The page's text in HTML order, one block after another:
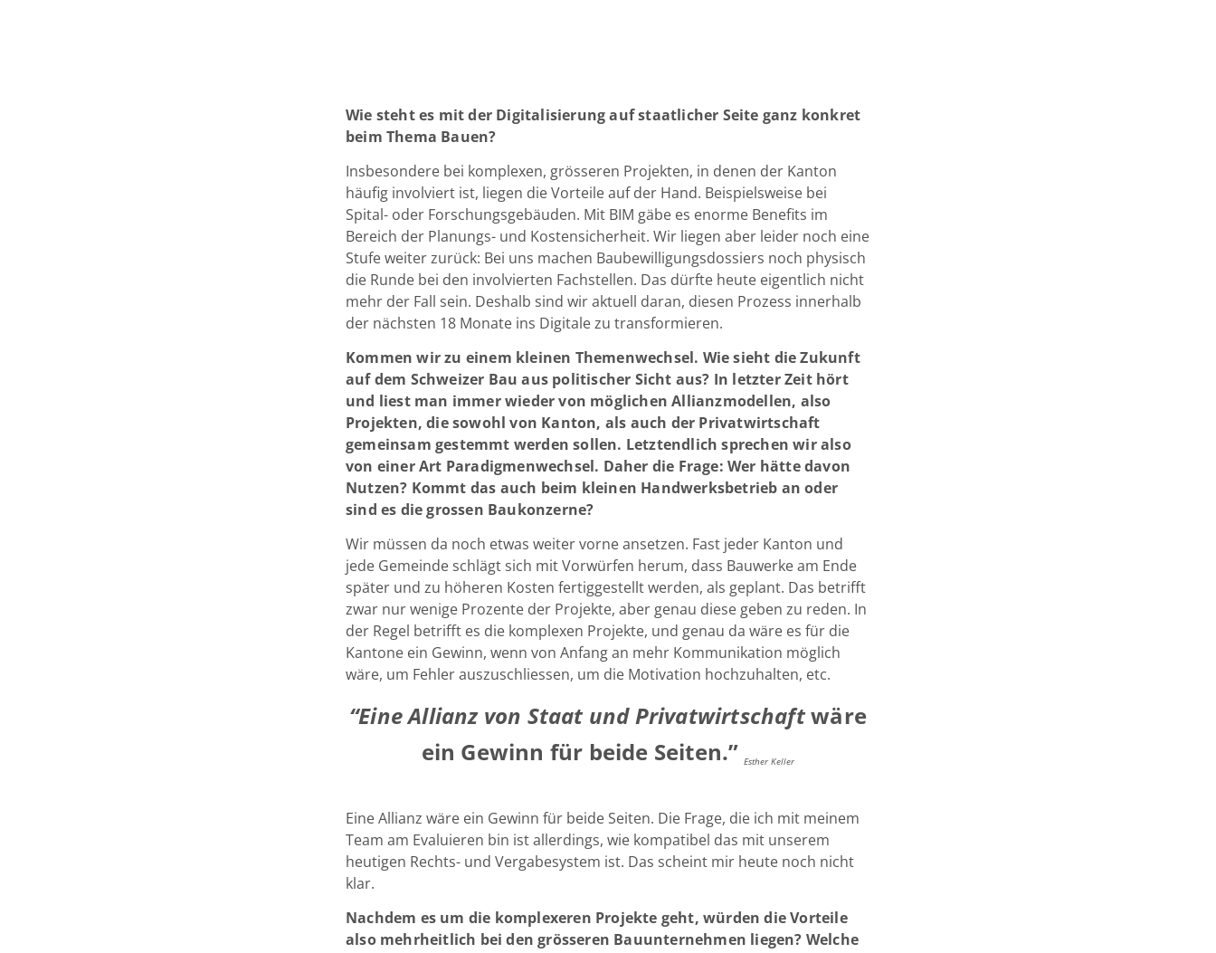
Wie steht es mit der Digitalisierung auf staatlicher Seite ganz konkret
beim Thema Bauen?
Insbesondere bei komplexen, grösseren Projekten, in denen der Kanton
häufig involviert ist, liegen die Vorteile auf der Hand. Beispielsweise bei
Spital- oder Forschungsgebäuden. Mit BIM gäbe es enorme Benefits im
Bereich der Planungs- und Kostensicherheit. Wir liegen aber leider noch eine
Stufe weiter zurück: Bei uns machen Baubewilligungsdossiers noch physisch
die Runde bei den involvierten Fachstellen. Das dürfte heute eigentlich nicht
mehr der Fall sein. Deshalb sind wir aktuell daran, diesen Prozess innerhalb
der nächsten 18 Monate ins Digitale zu transformieren.
Kommen wir zu einem kleinen Themenwechsel. Wie sieht die Zukunft
auf dem Schweizer Bau aus politischer Sicht aus? In letzter Zeit hört
und liest man immer wieder von möglichen Allianzmodellen, also
Projekten, die sowohl von Kanton, als auch der Privatwirtschaft
gemeinsam gestemmt werden sollen. Letztendlich sprechen wir also
von einer Art Paradigmenwechsel. Daher die Frage: Wer hätte davon
Nutzen? Kommt das auch beim kleinen Handwerksbetrieb an oder
sind es die grossen Baukonzerne?
Wir müssen da noch etwas weiter vorne ansetzen. Fast jeder Kanton und
jede Gemeinde schlägt sich mit Vorwürfen herum, dass Bauwerke am Ende
später und zu höheren Kosten fertiggestellt werden, als geplant. Das betrifft
zwar nur wenige Prozente der Projekte, aber genau diese geben zu reden. In
der Regel betrifft es die komplexen Projekte, und genau da wäre es für die
Kantone ein Gewinn, wenn von Anfang an mehr Kommunikation möglich
wäre, um Fehler auszuschliessen, um die Motivation hochzuhalten, etc.
“Eine Allianz von Staat und Privatwirtschaftwäre
ein Gewinn für beide Seiten.” Esther Keller
Eine Allianz wäre ein Gewinn für beide Seiten. Die Frage, die ich mit meinem
Team am Evaluieren bin ist allerdings, wie kompatibel das mit unserem
heutigen Rechts- und Vergabesystem ist. Das scheint mir heute noch nicht
klar.
Nachdem es um die komplexeren Projekte geht, würden die Vorteile
also mehrheitlich bei den grösseren Bauunternehmen liegen? Welche